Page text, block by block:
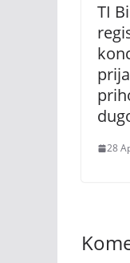
TI
28